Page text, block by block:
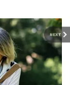
NEXT